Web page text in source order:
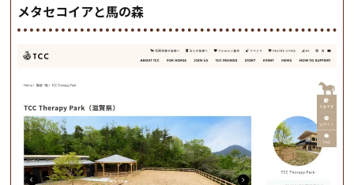
メタセコイアと馬の森